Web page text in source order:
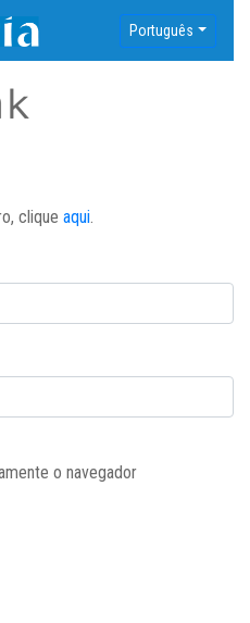
Português
clique aqui.
o navegador